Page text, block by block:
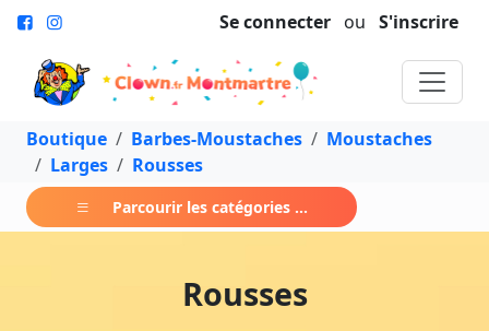
Se connecter ou S'inscrire
Boutique Barbes-Moustaches
Moustaches
Larges
Rousses
Parcourir les catégories ...
Rousses